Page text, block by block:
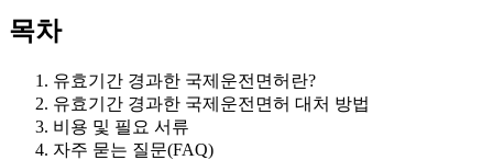
목차
유효기간 경과한 국제운전면허란?
유효기간 경과한 국제운전면허 대처 방법
비용 및 필요 서류
자주 묻는 질문(FAQ)